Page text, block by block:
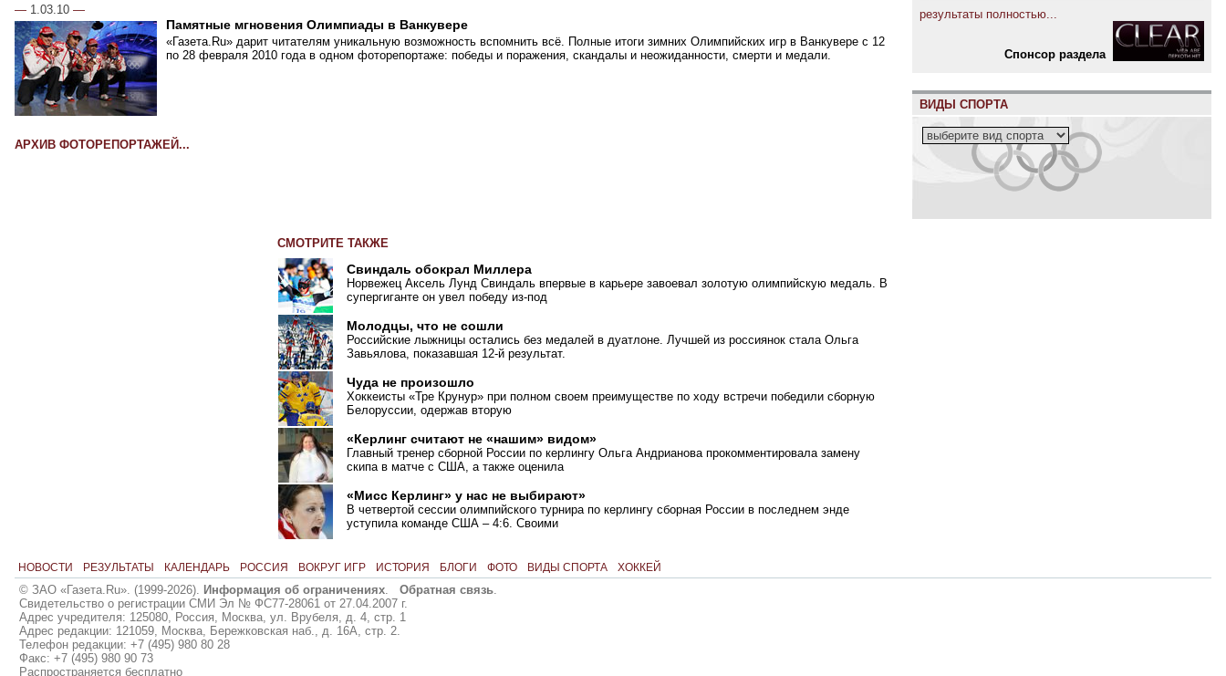
— 1.03.10 —
Памятные мгновения Олимпиады в Ванкувере
«Газета.Ru» дарит читателям уникальную возможность вспомнить всё. Полные итоги зимних Олимпийских игр в Ванкувере с 12
по 28 февраля 2010 года в одном фоторепортаже: победы и поражения, скандалы и неожиданности, смерти и медали.
АРХИВ ФОТОРЕПОРТАЖЕЙ...
результаты полностью...
Cпонсор раздела
ВИДЫ СПОРТА
СМОТРИТЕ ТАКЖЕ
Свиндаль обокрал Миллера
Норвежец Аксель Лунд Свиндаль впервые в карьере завоевал золотую олимпийскую медаль. В
супергиганте он увел победу из-под
Молодцы, что не сошли
Российские лыжницы остались без медалей в дуатлоне. Лучшей из россиянок стала Ольга
Завьялова, показавшая 12-й результат.
Чуда не произошло
Хоккеисты «Тре Крунур» при полном своем преимуществе по ходу встречи победили сборную
Белоруссии, одержав вторую
«Керлинг считают не «нашим» видом»
Главный тренер сборной России по керлингу Ольга Андрианова прокомментировала замену
скипа в матче с США, а также оценила
«Мисс Керлинг» у нас не выбирают»
В четвертой сессии олимпийского турнира по керлингу сборная России в последнем энде
уступила команде США – 4:6. Своими
НОВОСТИ РЕЗУЛЬТАТЫ КАЛЕНДАРЬ РОССИЯ ВОКРУГ ИГР ИСТОРИЯ БЛОГИ ФОТО ВИДЫ СПОРТА ХОККЕЙ
© ЗАО «Газета.Ru». (1999-2026). Информация об ограничениях Обратная связь
Свидетельство о регистрации СМИ Эл № ФС77-28061 от 27.04.2007 г.
Адрес учредителя: 125080, Россия, Москва, ул. Врубеля, д. 4, стр. 1
Адрес редакции: 121059, Москва, Бережковская наб., д. 16А, стр. 2.
Телефон редакции: +7 (495) 980 80 28
Факс: +7 (495) 980 90 73
Распространяется бесплатно